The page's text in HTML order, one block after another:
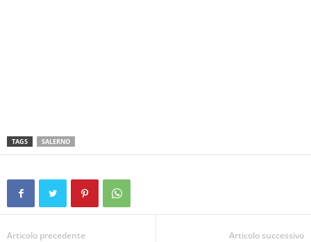
TAGS SALERNO
Articolo precedente Articolo successivo